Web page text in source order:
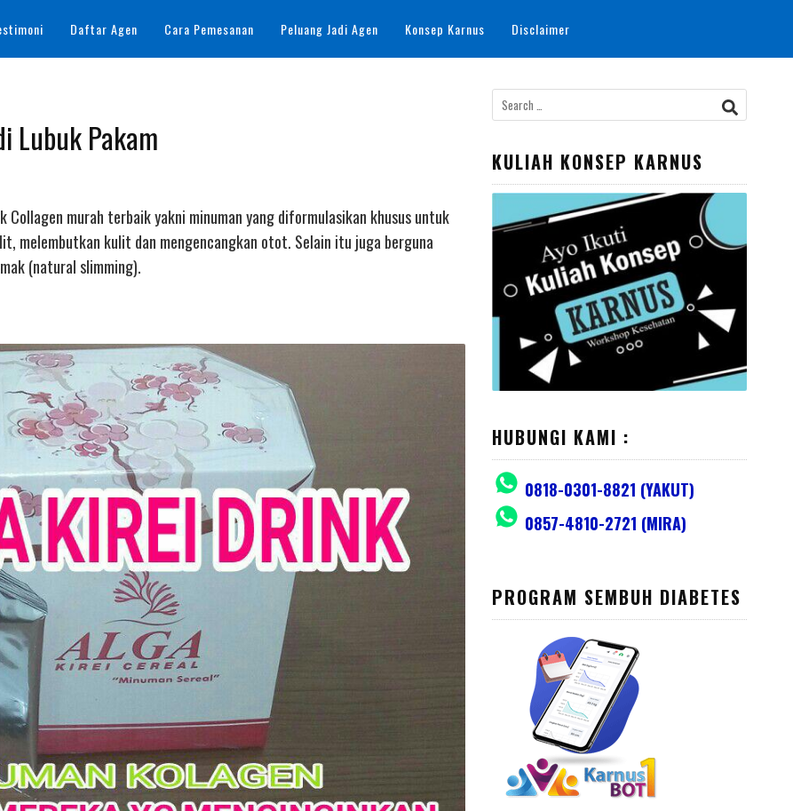
Daftar Agen Cara Pemesanan Peluang Jadi Agen Konsep Karnus Disclaimer
Lubuk Pakam
Collagen murah terbaik yakni minuman yang diformulasikan khusus untuk
melembutkan kulit dan mengencangkan otot. Selain itu juga berguna
(natural slimming).
Search
for:
KULIAH KONSEP KARNUS
HUBUNGI KAMI :
0818-0301-8821 (YAKUT)
0857-4810-2721 (MIRA)
PROGRAM SEMBUH DIABETES